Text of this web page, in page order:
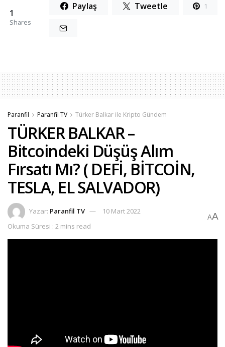
1
Shares
Paylaş Tweetle 1
Paranfil Paranfil TV Türker Balkar ile Kripto Gündem
TÜRKER BALKAR –
Bitcoindeki Düşüş Alım
Fırsatı Mı? ( DEFİ, BİTCOİN,
TESLA, EL SALVADOR)
Yazar: Paranfil TV
10 Mart 2022
Okuma Süresi : 2 mins read
AA